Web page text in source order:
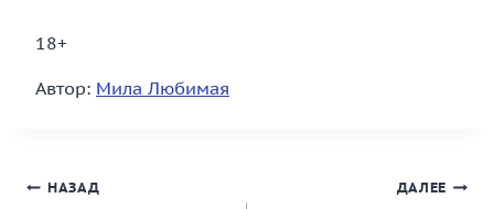
18+
Автор: Мила Любимая
Навигация
НАЗАД ДАЛЕЕ